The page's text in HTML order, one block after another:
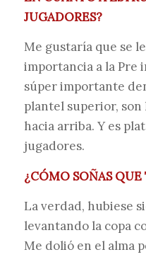
JUGADORES?
Me gustaría que se
importancia a la Pre
súper importante
plantel superior,
hacia arriba. Y es
jugadores.
¿CÓMO SOÑAS
La verdad, hubiese
levantando la copa
Me dolió en el alma